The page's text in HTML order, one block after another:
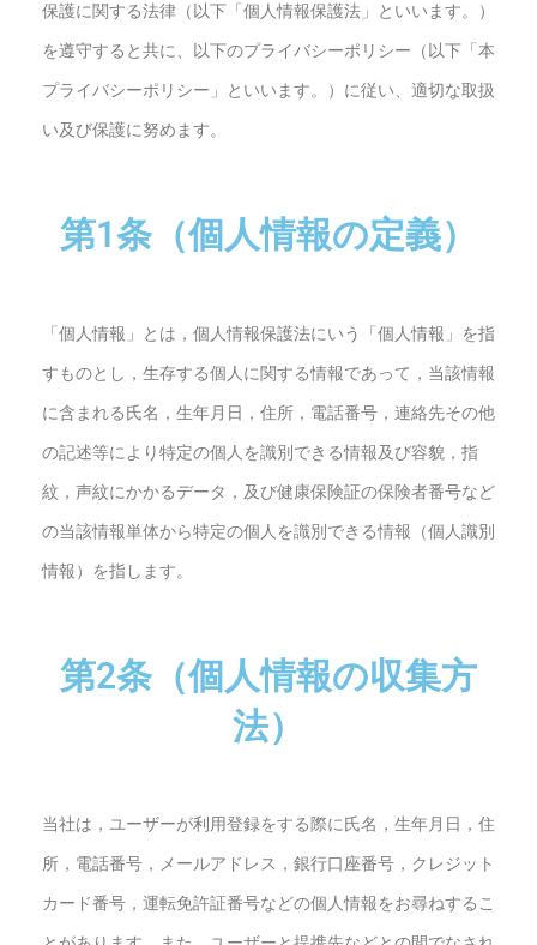
保護に関する法律（以下「個人情報保護法」といいます。）
を遵守すると共に、以下のプライバシーポリシー（以下「本
プライバシーポリシー」といいます。）に従い、適切な取扱
い及び保護に努めます。
第1条（個人情報の定義）
「個人情報」とは，個人情報保護法にいう「個人情報」を指
すものとし，生存する個人に関する情報であって，当該情報
に含まれる氏名，生年月日，住所，電話番号，連絡先その他
の記述等により特定の個人を識別できる情報及び容貌，指
紋，声紋にかかるデータ，及び健康保険証の保険者番号など
の当該情報単体から特定の個人を識別できる情報（個人識別
情報）を指します。
第2条（個人情報の収集方
法）
当社は，ユーザーが利用登録をする際に氏名，生年月日，住
所，電話番号，メールアドレス，銀行口座番号，クレジット
カード番号，運転免許証番号などの個人情報をお尋ねするこ